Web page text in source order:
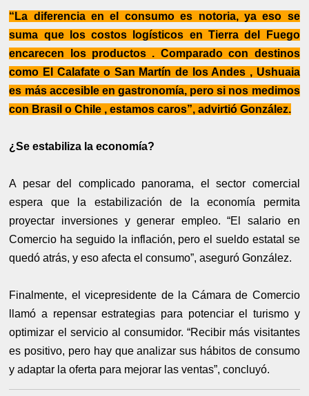
“La diferencia en el consumo es notoria, ya eso se
suma que los costos logísticos en Tierra del Fuego
encarecen los productos . Comparado con destinos
como El Calafate o San Martín de los Andes , Ushuaia
es más accesible en gastronomía, pero si nos medimos
con Brasil o Chile , estamos caros”, advirtió González.
¿Se estabiliza la economía?
A pesar del complicado panorama, el sector comercial
espera que la estabilización de la economía permita
proyectar inversiones y generar empleo. “El salario en
Comercio ha seguido la inflación, pero el sueldo estatal se
quedó atrás, y eso afecta el consumo”, aseguró González.
Finalmente, el vicepresidente de la Cámara de Comercio
llamó a repensar estrategias para potenciar el turismo y
optimizar el servicio al consumidor. “Recibir más visitantes
es positivo, pero hay que analizar sus hábitos de consumo
y adaptar la oferta para mejorar las ventas”, concluyó.